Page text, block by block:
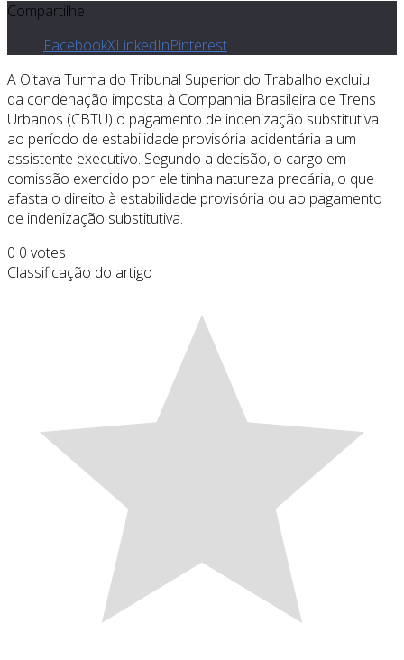
Compartilhe
FacebookXLinkedInPinterest
A Oitava Turma do Tribunal Superior do Trabalho excluiu
da condenação imposta à Companhia Brasileira de Trens
Urbanos (CBTU) o pagamento de indenização substitutiva
ao período de estabilidade provisória acidentária a um
assistente executivo. Segundo a decisão, o cargo em
comissão exercido por ele tinha natureza precária, o que
afasta o direito à estabilidade provisória ou ao pagamento
de indenização substitutiva.
0 0 votes
Classificação do artigo